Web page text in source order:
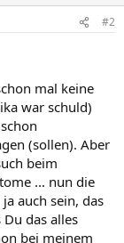
#2
mal keine
war schuld)
(sollen). Aber
beim
... nun die
auch sein, das
das alles
bei meinem